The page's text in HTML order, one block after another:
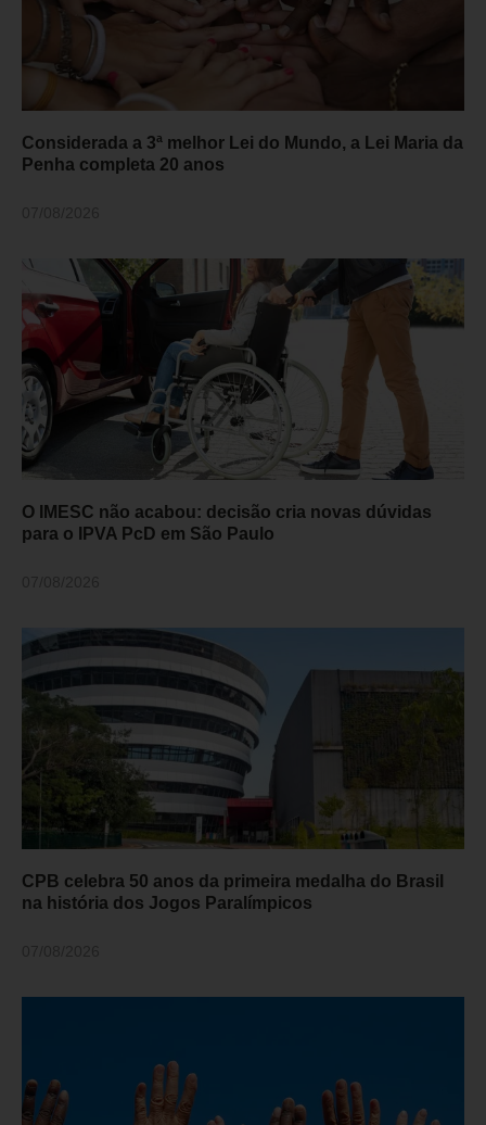
Considerada a 3ª melhor Lei do Mundo, a Lei Maria da
Penha completa 20 anos
O IMESC não acabou: decisão cria novas dúvidas
para o IPVA PcD em São Paulo
CPB celebra 50 anos da primeira medalha do Brasil
na história dos Jogos Paralímpicos